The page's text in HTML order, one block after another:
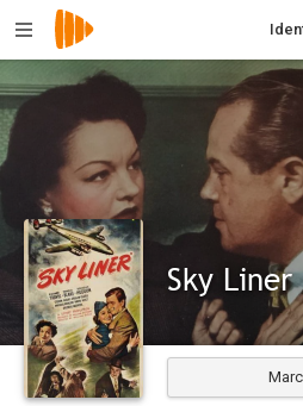
Sky Liner